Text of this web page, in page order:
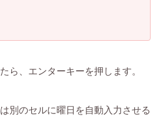
ら、エンターキーを押します。
別のセルに曜日を自動入力させる